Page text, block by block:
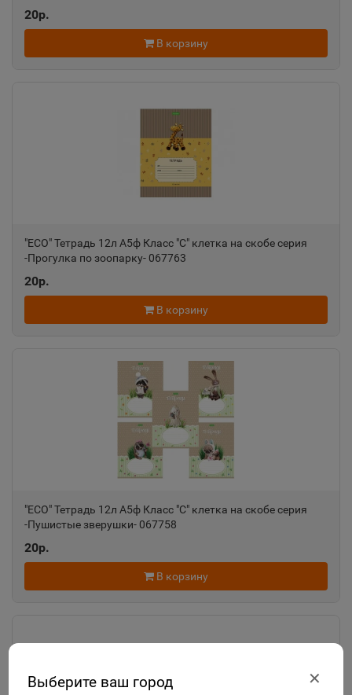
Выберите ваш город ✕
20р.
В корзину
"ECO" Тетрадь 12л А5ф Класс "С" клетка на скобе серия
-Прогулка по зоопарку- 067763
20р.
В корзину
"ECO" Тетрадь 12л А5ф Класс "С" клетка на скобе серия
-Пушистые зверушки- 067758
20р.
В корзину